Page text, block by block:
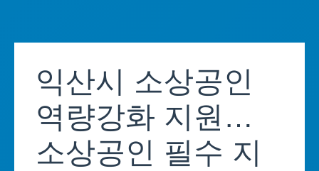
content익산시 소상공인
역량강화 지원…
소상공인 필수 지